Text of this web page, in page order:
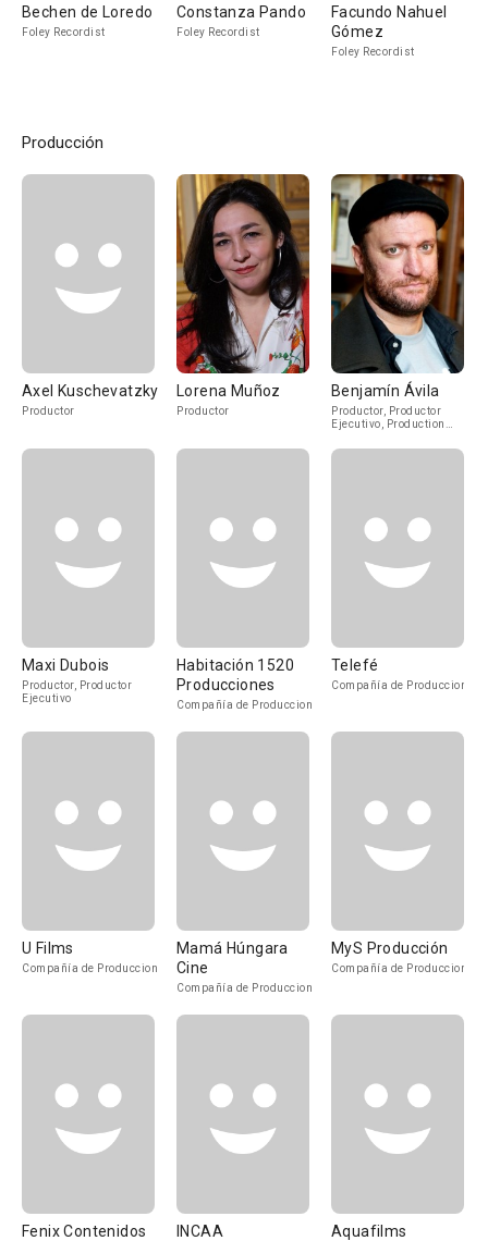
Bechen de Loredo
Foley Recordist
Constanza Pando
Foley Recordist
Facundo Nahuel
Gómez
Foley Recordist
Producción
Axel Kuschevatzky
Productor
Lorena Muñoz
Productor
Benjamín Ávila
Productor, Productor
Ejecutivo, Production
Maxi Dubois
Productor, Productor
Ejecutivo
Habitación 1520
Producciones
Compañía de Produccion
Telefé
Compañía de Produccion
U Films
Compañía de Produccion
Mamá Húngara
Cine
Compañía de Produccion
MyS Producción
Compañía de Produccion
Fenix Contenidos INCAA Aquafilms